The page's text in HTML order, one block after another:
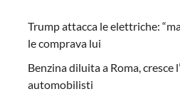
Trump attacca le elettriche:
le comprava lui
Benzina diluita a Roma, cresce
automobilisti